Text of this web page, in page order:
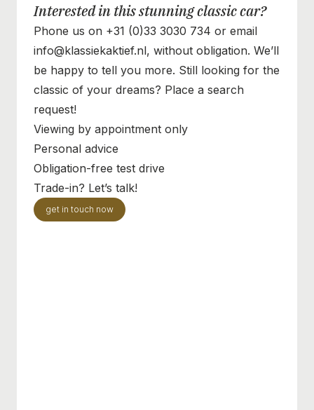
Interested in this stunning classic car?
Phone us on +31 (0)33 3030 734 or email
info@klassiekaktief.nl, without obligation. We’ll
be happy to tell you more. Still looking for the
classic of your dreams? Place a search
request!
Viewing by appointment only
Personal advice
Obligation-free test drive
Trade-in? Let’s talk!
get in touch now